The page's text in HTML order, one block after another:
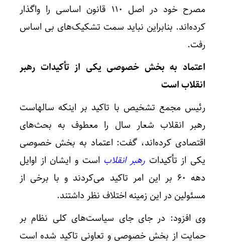
مصرح خود در اصل ۱۱۰ قانون اساسی را واگذار
کرده‌اند. بنابراین نباید سمت تشکیک‌های بی اساس
رفت.
اعتماد به بخش خصوصی یکی از تأکیدات رهبر
انقلاب است
رئیس مجمع تشخیص با تاکید بر اینکه سالهاست
رهبر انقلاب شعار سال را معطوف به بحث‌های
اقتصادی کرده‌اند، گفت: اعتماد به بخش خصوصی
یکی از تأکیدات رهبر انقلاب است و ایشان از اوایل
دهه ۶۰ بر این امر تاکید می‌کردند و با برخی از
مسئولین در این زمینه اختلاف نظر داشتند.
وی افزود: در جای جای سیاست‌های کلی نظام بر
حمایت از بخش خصوصی و تعاونی تاکید شده است